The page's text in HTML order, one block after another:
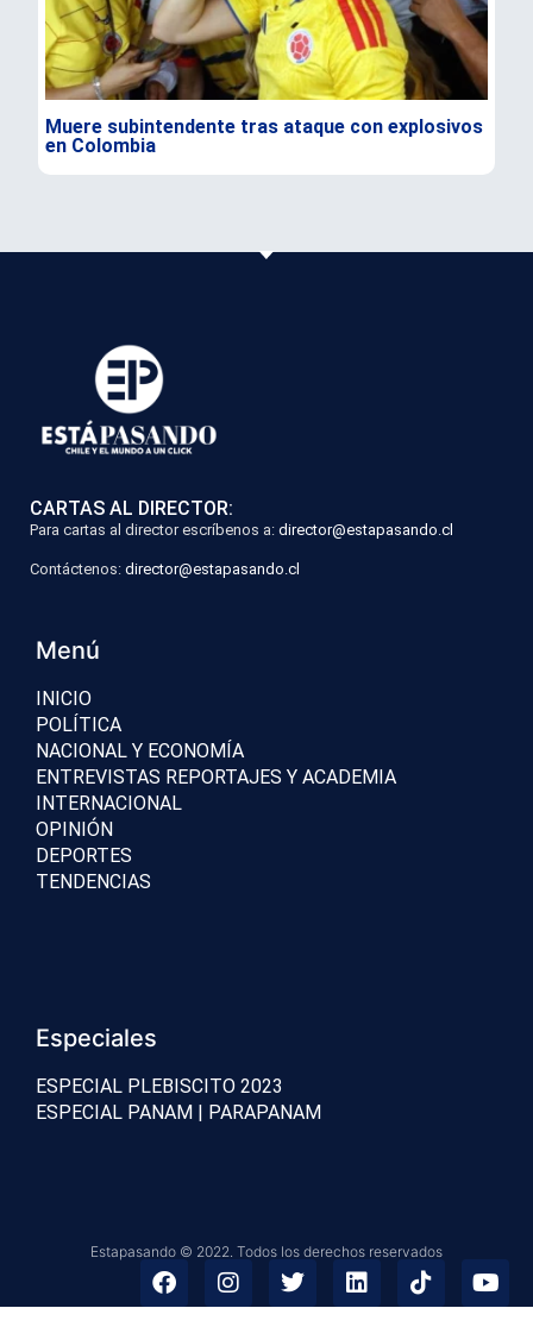
Muere subintendente tras ataque con explosivos
en Colombia
CARTAS AL DIRECTOR:
Para cartas al director escríbenos a: director@estapasando.cl
Contáctenos: director@estapasando.cl
Menú
INICIO
POLÍTICA
NACIONAL Y ECONOMÍA
ENTREVISTAS REPORTAJES Y ACADEMIA
INTERNACIONAL
OPINIÓN
DEPORTES
TENDENCIAS
Especiales
ESPECIAL PLEBISCITO 2023
ESPECIAL PANAM | PARAPANAM
Estapasando © 2022. Todos los derechos reservados